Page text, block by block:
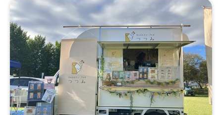
ヤニ&魯肉飯カレー、ビリヤニ&チキンマサラカレー、ビ
リヤニ、スパイス唐揚げ（大）、かき氷、唐揚げ弁当、レ
モネード、チキンマサラカレー、タピオカ黒糖ミルクティ
ー(大学)、チキンカレー(大学)、スパイス唐揚げ丼(大学)、
タピオカミルクティー、クラフトコーラ、なにわポークの
ソーセージ、キーマカレー、コーヒー、ホットチョコレー
ト、ホットワイン、スパイス唐揚げ丼、ハーブソーセー
ジ、スパイス唐揚げ(中）、レモンサワー、ハイボール、
ホットワイン、コロコロポテト、クラフトビール、生ビー
ル、海老出汁キーマカレー、バターチキンカレー、大阪産
なにわポークの魯肉飯カレー